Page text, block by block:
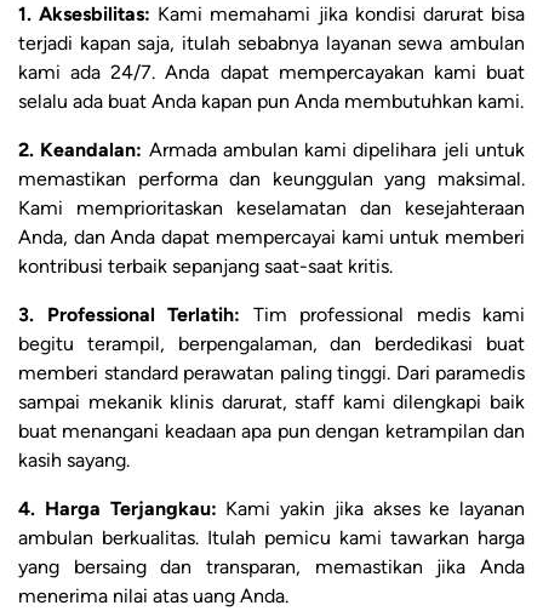
1. Aksesbilitas: Kami memahami jika kondisi darurat bisa
terjadi kapan saja, itulah sebabnya layanan sewa ambulan
kami ada 24/7. Anda dapat mempercayakan kami buat
selalu ada buat Anda kapan pun Anda membutuhkan kami.
2. Keandalan: Armada ambulan kami dipelihara jeli untuk
memastikan performa dan keunggulan yang maksimal.
Kami memprioritaskan keselamatan dan kesejahteraan
Anda, dan Anda dapat mempercayai kami untuk memberi
kontribusi terbaik sepanjang saat-saat kritis.
3. Professional Terlatih: Tim professional medis kami
begitu terampil, berpengalaman, dan berdedikasi buat
memberi standard perawatan paling tinggi. Dari paramedis
sampai mekanik klinis darurat, staff kami dilengkapi baik
buat menangani keadaan apa pun dengan ketrampilan dan
kasih sayang.
4. Harga Terjangkau: Kami yakin jika akses ke layanan
ambulan berkualitas. Itulah pemicu kami tawarkan harga
yang bersaing dan transparan, memastikan jika Anda
menerima nilai atas uang Anda.